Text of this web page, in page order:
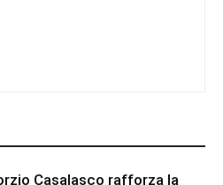
Casalasco rafforza la